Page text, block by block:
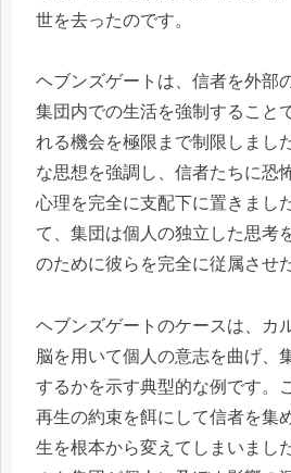
世を去ったのです。
ヘブンズゲートは、信者を外部
集団内での生活を強制すること
れる機会を極限まで制限しまし
な思想を強調し、信者たちに恐
心理を完全に支配下に置きまし
て、集団は個人の独立した思考
のために彼らを完全に従属させ
ヘブンズゲートのケースは、カ
脳を用いて個人の意志を曲げ、
するかを示す典型的な例です。
再生の約束を餌にして信者を集
生を根本から変えてしまいまし